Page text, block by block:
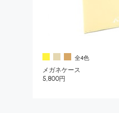
全4色
メガネケース
5,800円